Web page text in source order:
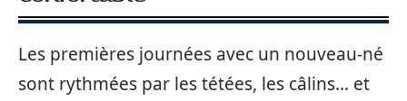
Les premières journées avec un nouveau-né
sont rythmées par les tétées, les câlins… et